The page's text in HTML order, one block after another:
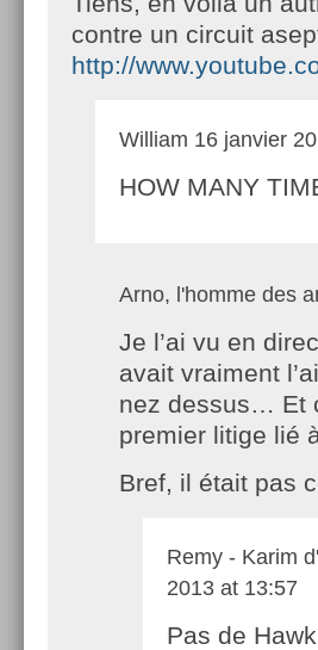
contre un circuit
http://
William 16 janvier
HOW MANY
Arno, l'homme des
Je l’ai vu en
avait vraiment
nez dessus… Et
premier litige lié
Bref, il était pas
Remy - Karim
2013 at 13:57
Pas de